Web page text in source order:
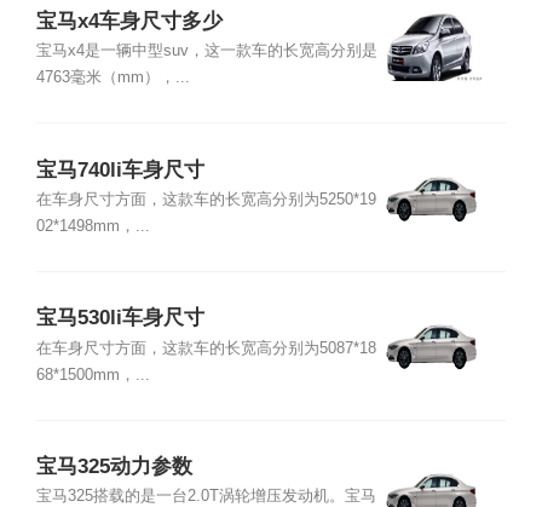
宝马x4车身尺寸多少
宝马x4是一辆中型suv，这一款车的长宽高分别是
4763毫米（mm），...
宝马740li车身尺寸
在车身尺寸方面，这款车的长宽高分别为5250*19
02*1498mm，...
宝马530li车身尺寸
在车身尺寸方面，这款车的长宽高分别为5087*18
68*1500mm，...
宝马325动力参数
宝马325搭载的是一台2.0T涡轮增压发动机。宝马